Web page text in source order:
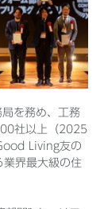
局を務め、工務
社以上（2025
Living友の
界最大級の住